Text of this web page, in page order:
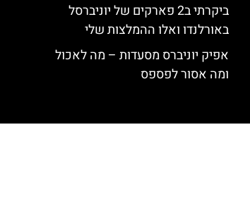
ביקרתי ב2 פארקים של יוניברסל
באורלנדו ואלו ההמלצות שלי
אפיק יוניברס מסעדות – מה לאכול
ומה אסור לפספס